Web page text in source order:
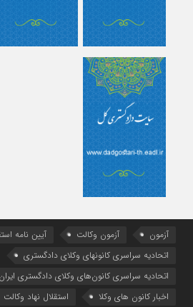
آزمون آزمون وکالت
آیین ‌نامه
اتحادیه سراسری کانونهای وکلای دادگستری
اتحادیه سراسری کانون‌های وکلای دادگستری ایران
اخبار کانون های وکلا
استقلال نهاد وکالت